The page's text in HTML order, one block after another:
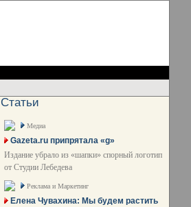
Статьи
Медиа
Gazeta.ru припрятала «g»
Издание убрало из «шапки» спорный логотип
от Студии Лебедева
Реклама и Маркетинг
Елена Чувахина: Мы будем растить